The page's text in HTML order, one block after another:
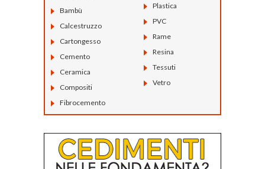
Bambù
Calcestruzzo
Cartongesso
Cemento
Ceramica
Compositi
Fibrocemento
Plastica
PVC
Rame
Resina
Tessuti
Vetro